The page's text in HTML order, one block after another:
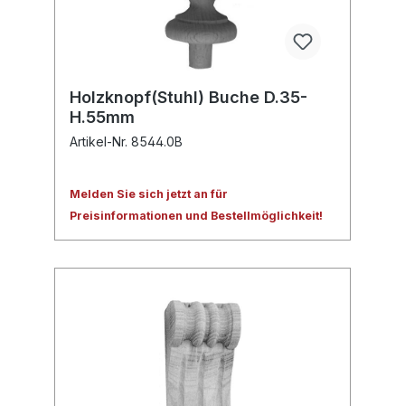
Holzknopf(Stuhl) Buche D.35-
H.55mm
Artikel-Nr. 8544.0B
Melden Sie sich jetzt an für
Preisinformationen und Bestellmöglichkeit!